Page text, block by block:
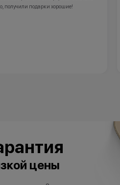
получили подарки хорошие!
цены